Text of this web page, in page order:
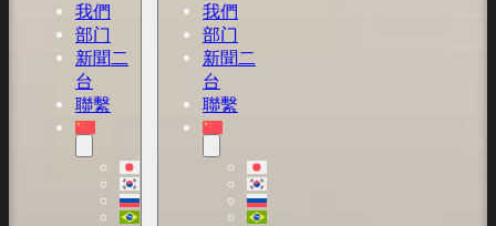
我們
部门
新聞二
台
聯繫
我們
部门
新聞二
台
聯繫